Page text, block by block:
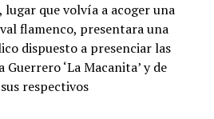
que volvía a acoger una
flamenco, presentara una
dispuesto a presenciar las
Guerrero ‘La Macanita’ y de
respectivos